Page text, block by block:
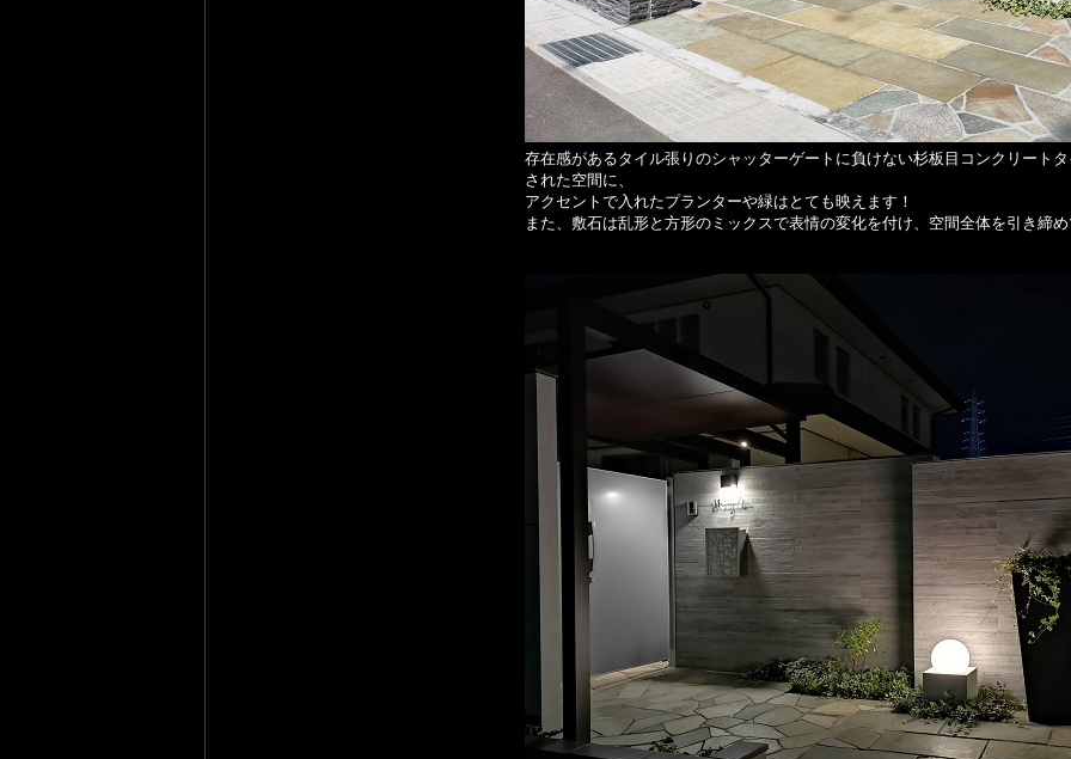
存在感があるタイル張りのシャッターゲートに負けない杉板目コンクリート
された空間に、
アクセントで入れたプランターや緑はとても映えます！
また、敷石は乱形と方形のミックスで表情の変化を付け、空間全体を引き締